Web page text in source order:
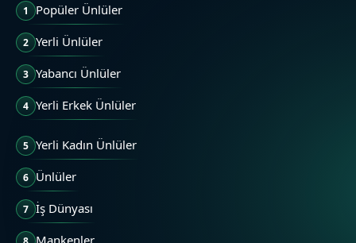
1 Popüler Ünlüler
2 Yerli Ünlüler
3 Yabancı Ünlüler
4 Yerli Erkek Ünlüler
5 Yerli Kadın Ünlüler
6 Ünlüler
7 İş Dünyası
Mankenler